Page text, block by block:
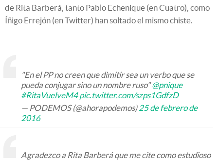
de Rita Barberá, tanto Pablo Echenique (en Cuatro), como
Íñigo Errejón (en Twitter) han soltado el mismo chiste.
"En el PP no creen que dimitir sea un verbo que se
pueda conjugar sino un nombre ruso"@pnique
#RitaVuelveM4 pic.twitter.com/szps1GdfzD
— PODEMOS (@ahorapodemos)25 de febrero de
2016
Agradezco a Rita Barberá que me cite como estudioso